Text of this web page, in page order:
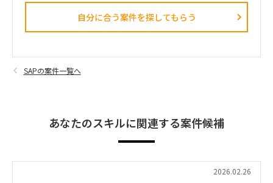
自分に合う案件を探してもらう​
SAPの案件一覧へ
あなたのスキルに関連する案件候補
2026.02.26